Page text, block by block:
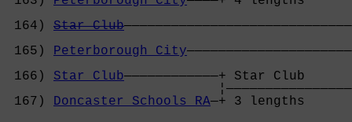
164) Star Club
165) Peterborough City
166) Star Club————————————+ Star Club
167) Doncaster Schools RA—+ 3